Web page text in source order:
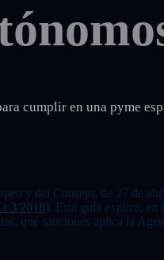
cumplir en una pyme
y del Consejo, de 27 de
3/2018). Esta guía explica, en
qué sanciones aplica la